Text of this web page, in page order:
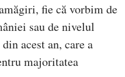
fie că vorbim de
sau de nivelul
acest an, care a
majoritatea